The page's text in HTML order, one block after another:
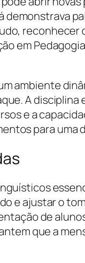
reconhecer
em
ambiente
A
e a
para uma
e ajustar o
de
que a